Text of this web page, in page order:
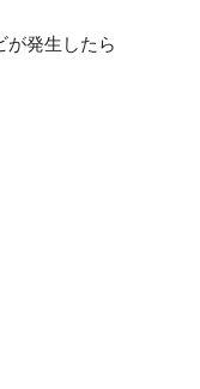
が発生したら